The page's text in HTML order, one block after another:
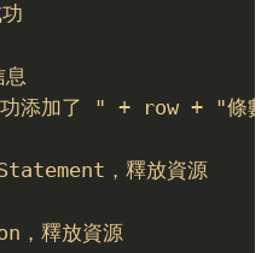
息
添加了 " + row + "條
，釋放資源
，釋放資源